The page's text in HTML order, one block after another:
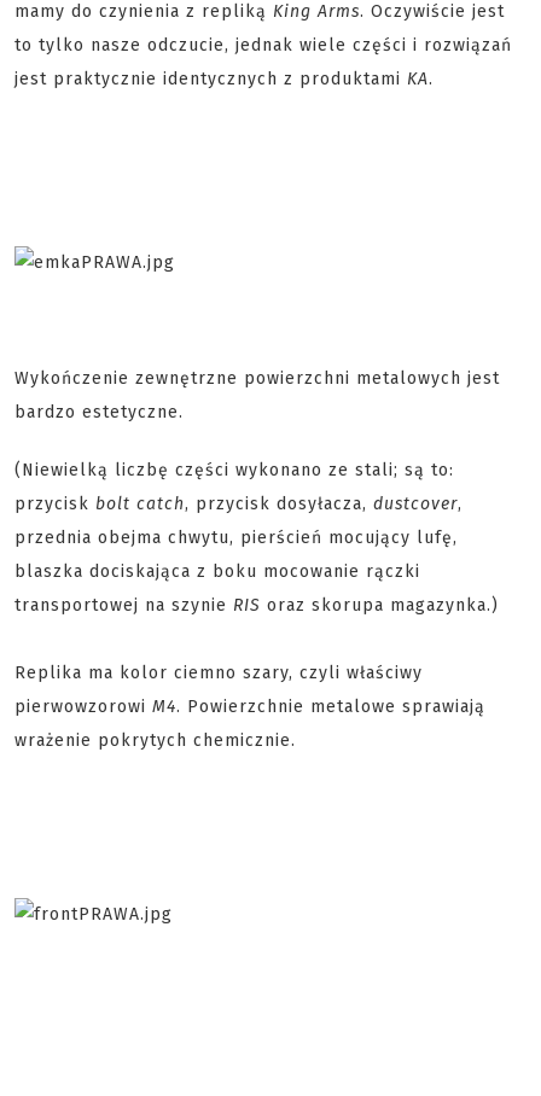
mamy do czynienia z repliką King Arms. Oczywiście jest
to tylko nasze odczucie, jednak wiele części i rozwiązań
jest praktycznie identycznych z produktami KA.
Wykończenie zewnętrzne powierzchni metalowych jest
bardzo estetyczne.
(Niewielką liczbę części wykonano ze stali; są to:
przycisk bolt catch, przycisk dosyłacza, dustcover,
przednia obejma chwytu, pierścień mocujący lufę,
blaszka dociskająca z boku mocowanie rączki
transportowej na szynie RIS oraz skorupa magazynka.)
Replika ma kolor ciemno szary, czyli właściwy
pierwowzorowi M4. Powierzchnie metalowe sprawiają
wrażenie pokrytych chemicznie.